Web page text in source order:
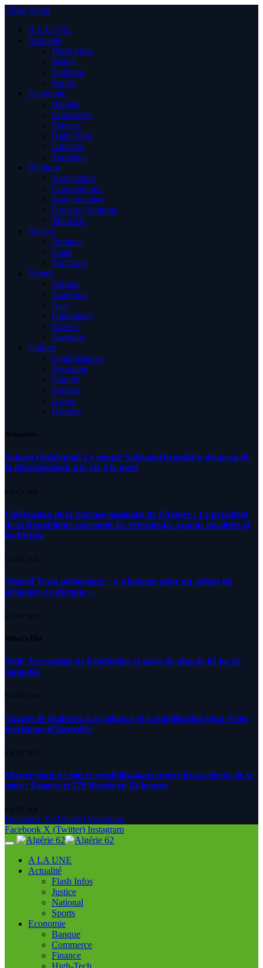
Close Menu
A LA UNE
Actualité
Flash Infos
Justice
National
Sports
Economie
Banque
Commerce
Finance
High-Tech
Industrie
Tourisme
Politique
Association
Communiqué
gouvernement
Droit de l’homme
Ministère
Société
Enfance
Santé
Solidarité
Monde
Afrique
Amérique
Asie
Diplomatie
Europe
Australia
Culture
Condoléances
Proximité
Famille
Podcast
Livres
Histoire
Actualités
Sahara Occidental: Le peuple Sahraoui brandit le drapeau de
la décolonisation à la vie à la mort
8 AOÛT 2026
Célébration de la journée nationale de l’Armée : Le président
de la République rassemble les retraités,les grands invalides et
les blessés
5 AOÛT 2026
Ahmed Tessa pédagogue : » 4 langues pour un enfant du
primaire, ça déroute «
4 AOÛT 2026
What's Hot
Sétif: Arrestation de 6 individus et saisie de plus de 63 kg de
cannabis
9 AOÛT 2026
Vagues de chaleurs: La vigilance et la mobilisation pour éviter
les risques d’incendies
9 AOÛT 2026
Malgré toute les lois et sensibilisations contre les accidents de la
roue : 6 morts et 279 blessés en 24 heures
9 AOÛT 2026
Facebook X (Twitter) Instagram
Facebook X (Twitter) Instagram
A LA UNE
Actualité
Flash Infos
Justice
National
Sports
Economie
Banque
Commerce
Finance